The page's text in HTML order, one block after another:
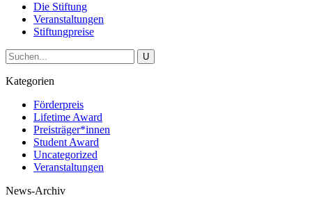
Die Stiftung
Veranstaltungen
Stiftungpreise
Kategorien
Förderpreis
Lifetime Award
Preisträger*innen
Student Award
Uncategorized
Veranstaltungen
News-Archiv